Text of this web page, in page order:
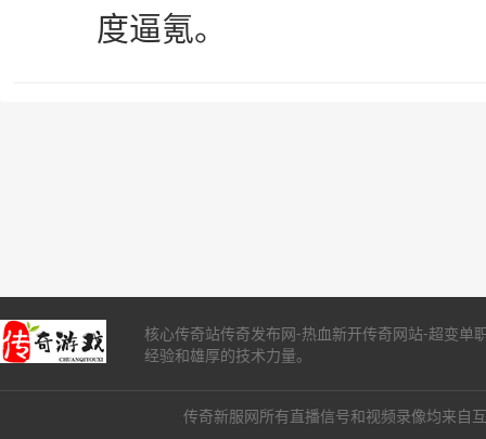
度逼氪。
核心传奇站传奇发布网-热血新开传奇网站-超变单
经验和雄厚的技术力量。
传奇新服网所有直播信号和视频录像均来自